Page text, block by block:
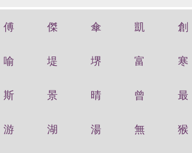
傅 傑 傘 凱 創
喻 堤 堺 富 寒
斯 景 晴 曾 最
游 湖 湯 無 猴